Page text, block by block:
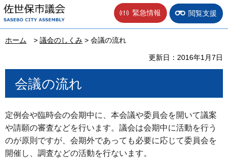
佐世保市議会 緊急情報 閲覧支援
ホーム > 議会のしくみ > 会議の流れ
更新日：2016年1月7日
会議の流れ
定例会や臨時会の会期中に、本会議や委員会を開いて議案
や請願の審査などを行います。議会は会期中に活動を行う
のが原則ですが、会期外であっても必要に応じて委員会を
開催し、調査などの活動を行ないます。